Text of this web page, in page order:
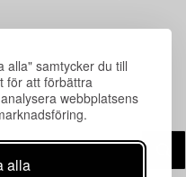
alla" samtycker du till
för att förbättra
webbplatsens
alla